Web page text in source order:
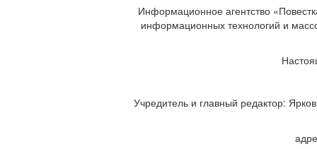
Информационное агентство
информационных технологий и
Учредитель и главный редактор: